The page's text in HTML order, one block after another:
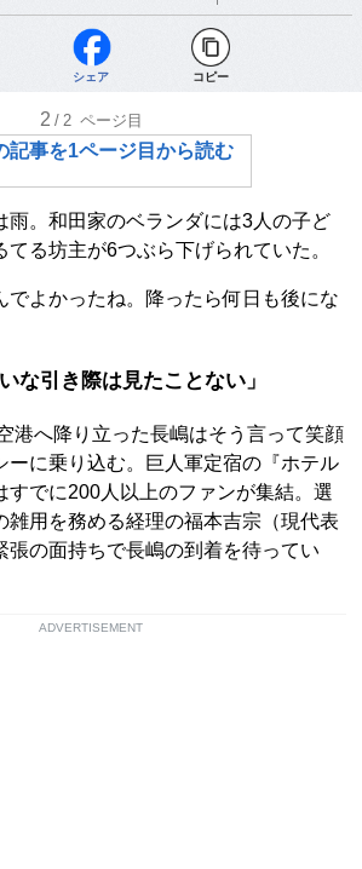
シェア コピー
2 /2 ページ目
記事を1ページ目から読む
。和田家のベランダには3人の子ど
てる坊主が6つぶら下げられていた。
でよかったね。降ったら何日も後にな
な引き際は見たことない」
港へ降り立った長嶋はそう言って笑顔
ーに乗り込む。巨人軍定宿の『ホテル
すでに200人以上のファンが集結。選
雑用を務める経理の福本吉宗（現代表
張の面持ちで長嶋の到着を待ってい
ADVERTISEMENT